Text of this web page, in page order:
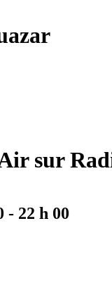
sur
- 22 h 00